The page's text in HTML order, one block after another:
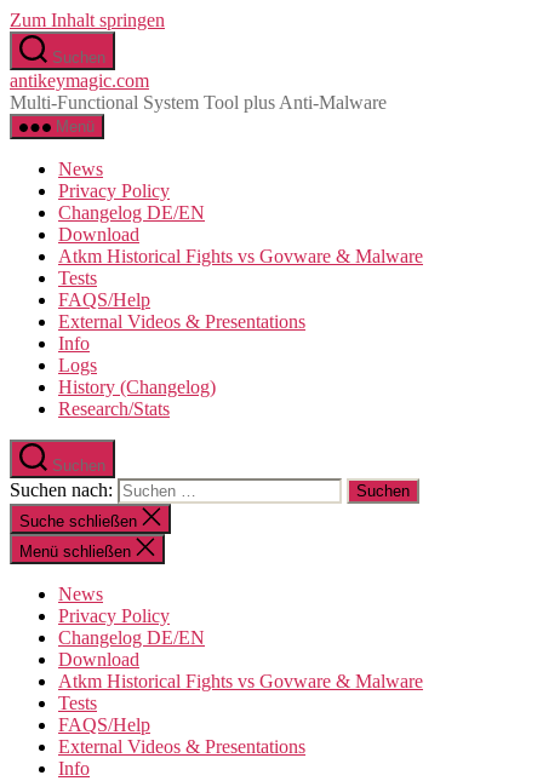
Zum Inhalt springen
Suchen
antikeymagic.com
Multi-Functional System Tool plus Anti-Malware
Menü
News
Privacy Policy
Changelog DE/EN
Download
Atkm Historical Fights vs Govware & Malware
Tests
FAQS/Help
External Videos & Presentations
Info
Logs
History (Changelog)
Research/Stats
Suchen
Suchen nach:
Suche schließen
Menü schließen
News
Privacy Policy
Changelog DE/EN
Download
Atkm Historical Fights vs Govware & Malware
Tests
FAQS/Help
External Videos & Presentations
Info